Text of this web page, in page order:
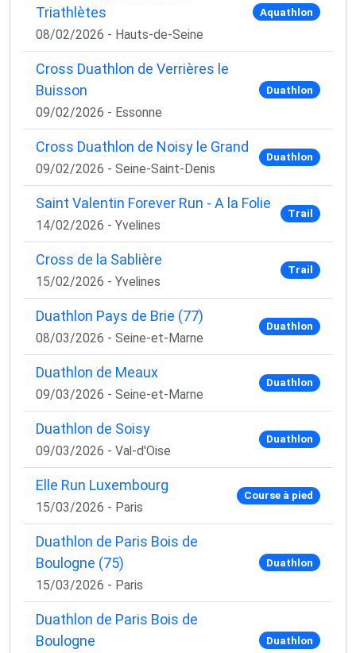
Triathlètes
08/02/2026 - Hauts-de-Seine
Aquathlon
Cross Duathlon de Verrières le
Buisson
09/02/2026 - Essonne
Duathlon
Cross Duathlon de Noisy le Grand
09/02/2026 - Seine-Saint-Denis
Duathlon
Saint Valentin Forever Run - A la Folie
14/02/2026 - Yvelines
Trail
Cross de la Sablière
15/02/2026 - Yvelines
Trail
Duathlon Pays de Brie (77)
08/03/2026 - Seine-et-Marne
Duathlon
Duathlon de Meaux
09/03/2026 - Seine-et-Marne
Duathlon
Duathlon de Soisy
09/03/2026 - Val-d'Oise
Duathlon
Elle Run Luxembourg
15/03/2026 - Paris
Course à pied
Duathlon de Paris Bois de
Boulogne (75)
15/03/2026 - Paris
Duathlon
Duathlon de Paris Bois de
Boulogne
Duathlon